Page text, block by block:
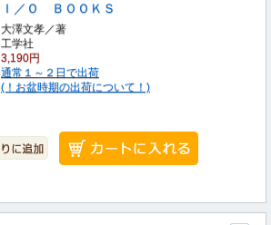
Ｉ／Ｏ ＢＯＯＫＳ
大澤文孝／著
工学社
3,190円
通常１～２日で出荷
(！お盆時期の出荷について！)